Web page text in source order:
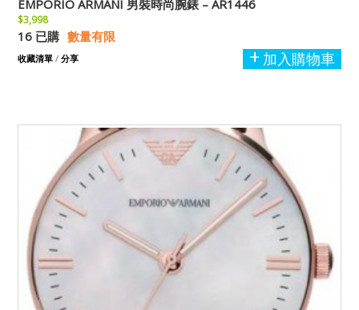
EMPORIO ARMANI 男裝時尚腕錶 – AR1446
$3,998
16 已購 數量有限
加入購物車
收藏清單 / 分享